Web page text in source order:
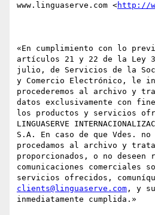
www.linguaserve.com <http://
«En cumplimiento con lo
artículos 21 y 22 de la Ley
julio, de Servicios de la
y Comercio Electrónico, le
procederemos al archivo y
datos exclusivamente con
los productos y servicios
LINGUASERVE
S.A. En caso de que Vdes. no
procedamos al archivo y
proporcionados, o no deseen
comunicaciones comerciales
clients@linguaserve.com , y
inmediatamente cumplida.»